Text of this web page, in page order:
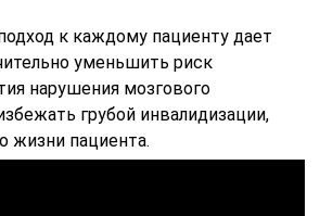
к каждому пациенту дает
уменьшить риск
нарушения мозгового
грубой инвалидизации,
жизни пациента.